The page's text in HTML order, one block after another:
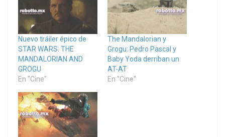
Nuevo tráiler épico de
STAR WARS: THE
MANDALORIAN AND
GROGU
En "Cine"
The Mandalorian y
Grogu: Pedro Pascal y
Baby Yoda derriban un
AT-AT
En "Cine"